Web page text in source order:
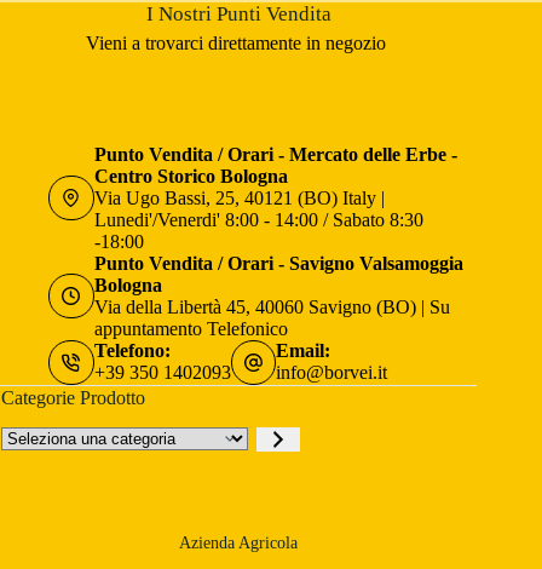
I Nostri Punti Vendita
Vieni a trovarci direttamente in negozio
Punto Vendita / Orari - Mercato delle Erbe -
Centro Storico Bologna
Via Ugo Bassi, 25, 40121 (BO) Italy |
Lunedi'/Venerdi' 8:00 - 14:00 / Sabato 8:30
-18:00
Punto Vendita / Orari - Savigno Valsamoggia
Bologna
Via della Libertà 45, 40060 Savigno (BO) | Su
appuntamento Telefonico
Telefono:
+39 350 1402093
Email:
info@borvei.it
Categorie Prodotto
Seleziona
una
Azienda Agricola